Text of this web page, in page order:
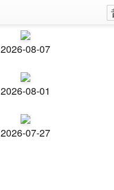
2026-08-07
2026-08-01
2026-07-27